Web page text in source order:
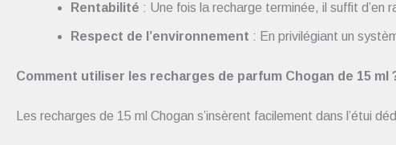
Rentabilité : Une fois la recharge terminée, il suffit d’en
Respect de l’environnement : En privilégiant un
Comment utiliser les recharges de parfum Chogan de 15 ml
Les recharges de 15 ml Chogan s’insèrent facilement dans l’étui